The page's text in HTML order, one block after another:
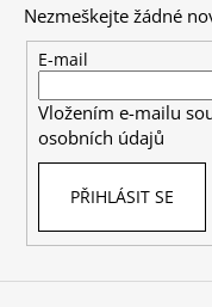
Nezmeškejte žádné
E-mail
Vložením e-mailu
osobních údajů
PŘIHLÁSIT SE